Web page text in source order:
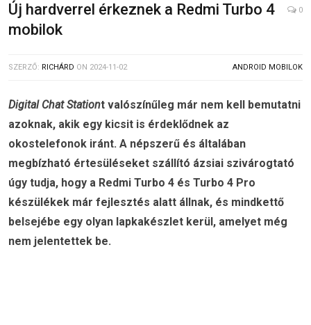
Új hardverrel érkeznek a Redmi Turbo 4
mobilok
0
SZERZŐ: RICHÁRD ON 2024-11-02 ANDROID MOBILOK
Digital Chat Stationt valószínűleg már nem kell bemutatni
azoknak, akik egy kicsit is érdeklődnek az
okostelefonok iránt. A népszerű és általában
megbízható értesüléseket szállító ázsiai szivárogtató
úgy tudja, hogy a Redmi Turbo 4 és Turbo 4 Pro
készülékek már fejlesztés alatt állnak, és mindkettő
belsejébe egy olyan lapkakészlet kerül, amelyet még
nem jelentettek be.